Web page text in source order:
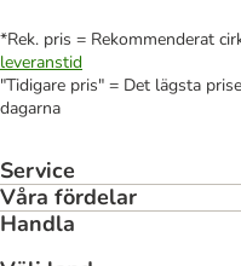
*Rek. pris = Rekommenderat
leveranstid
"Tidigare pris" = Det lägsta
dagarna
Service
Våra fördelar
Handla